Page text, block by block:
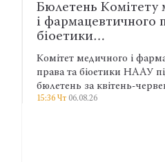
медичного
права та
фармацевтичного
підготував
2026 року.
135
Куди
він
Щоб
любов,